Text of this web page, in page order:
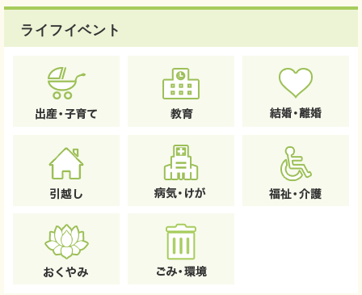
ライフイベント